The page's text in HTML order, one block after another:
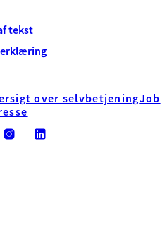
tekst
over selvbetjeningJob